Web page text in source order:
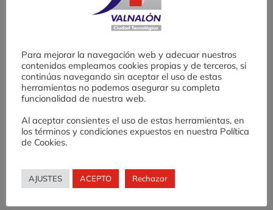
Avilés
Artículos relacionados
Desafío AE: una
experiencia de
fomento de cultura
emprendedora en
Educación
Para mejorar la navegación web y adecuar nuestros
contenidos empleamos cookies propias y de terceros, si
continúas navegando sin aceptar el uso de estas
herramientas no podemos asegurar su completa
funcionalidad de nuestra web.
Al aceptar consientes el uso de estas herramientas, en
los términos y condiciones expuestos en nuestra Política
de Cookies.
AJUSTES ACEPTO Rechazar